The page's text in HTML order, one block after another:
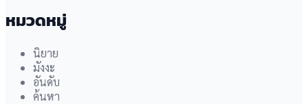
หมวดหมู่
นิยาย
มังงะ
อันดับ
ค้นหา